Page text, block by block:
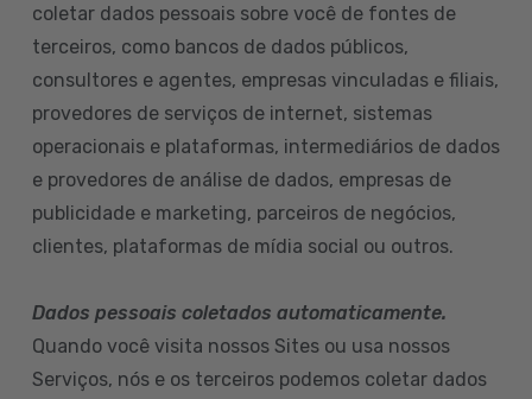
coletar dados pessoais sobre você de fontes de
terceiros, como bancos de dados públicos,
consultores e agentes, empresas vinculadas e filiais,
provedores de serviços de internet, sistemas
operacionais e plataformas, intermediários de dados
e provedores de análise de dados, empresas de
publicidade e marketing, parceiros de negócios,
clientes, plataformas de mídia social ou outros.
Dados pessoais coletados automaticamente.
Quando você visita nossos Sites ou usa nossos
Serviços, nós e os terceiros podemos coletar dados